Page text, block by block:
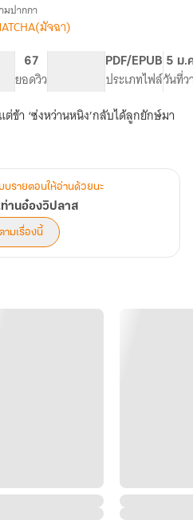
เรื่อง
ข้า
คือ…
ท่าน
อ๋อง
วิปลาส
มปากกา
มัจฉา)
67
ยอดวิว
PDF/EPUB
ประเภทไฟล์
5 ม.
วันที่ว
ข้า ‘ซ่งหว่านหนิง’กลับได้ลูกยักษ์มา
บรายตอนให้อ่านด้วยนะ
านอ๋องวิปลาส
ามเรื่องนี้